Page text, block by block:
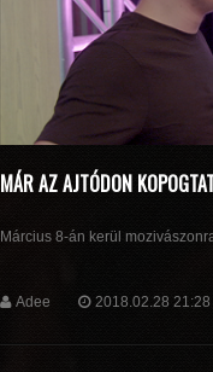
MÁR AZ AJTÓDON
Március 8-án kerül
Adee 2018.02.28 21:28